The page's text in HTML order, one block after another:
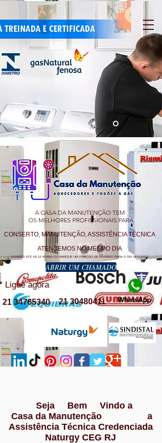
A CASA DA MANUTENÇÃO TEM
OS MELHORES PROFISSIONAIS PARA
CONSERTO, MANUTENÇÃO, ASSISTÊNCIA TÉCNICA
ATENDEMOS NO MESMO DIA
LIGANDO ATE AS 12 HORAS OU MARQUE UM PERÍODO DE HORÁRIO PARA O DIA SEGUINTE
ABRIR UM CHAMADO
Ligue agora
21 30480411
21 34765340
Seja Bem Vindo a
Casa da Manutenção a
Assistência Técnica Credenciada
Naturgy CEG RJ